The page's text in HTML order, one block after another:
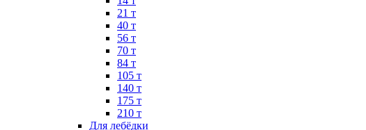
21 т
40 т
56 т
70 т
84 т
105 т
140 т
175 т
210 т
Для лебёдки